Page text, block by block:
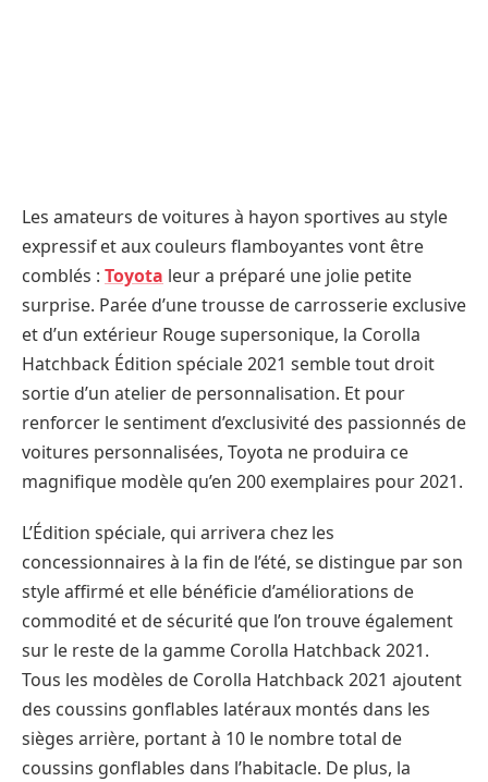
Les amateurs de voitures à hayon sportives au style
expressif et aux couleurs flamboyantes vont être
comblés : Toyota leur a préparé une jolie petite
surprise. Parée d’une trousse de carrosserie exclusive
et d’un extérieur Rouge supersonique, la Corolla
Hatchback Édition spéciale 2021 semble tout droit
sortie d’un atelier de personnalisation. Et pour
renforcer le sentiment d’exclusivité des passionnés de
voitures personnalisées, Toyota ne produira ce
magnifique modèle qu’en 200 exemplaires pour 2021.
L’Édition spéciale, qui arrivera chez les
concessionnaires à la fin de l’été, se distingue par son
style affirmé et elle bénéficie d’améliorations de
commodité et de sécurité que l’on trouve également
sur le reste de la gamme Corolla Hatchback 2021.
Tous les modèles de Corolla Hatchback 2021 ajoutent
des coussins gonflables latéraux montés dans les
sièges arrière, portant à 10 le nombre total de
coussins gonflables dans l’habitacle. De plus, la